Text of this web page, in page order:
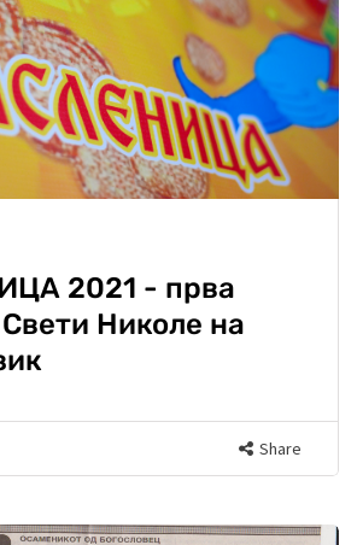
2021 - прва
Николе на
Share